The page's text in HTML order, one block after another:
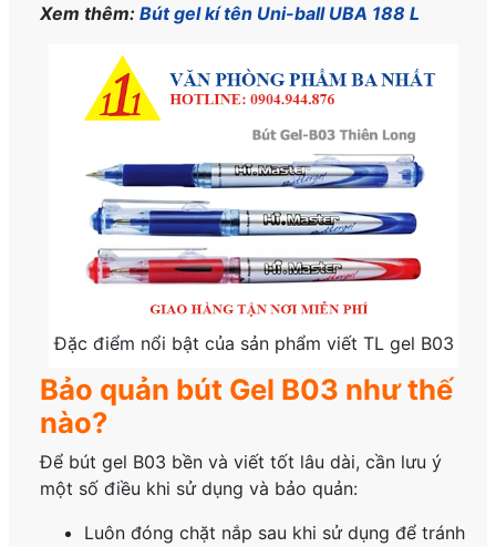
Xem thêm:Bút gel kí tên Uni-ball UBA 188 L
Đặc điểm nổi bật của sản phẩm viết TL gel B03
Bảo quản bút Gel B03 như thế
nào?
Để bút gel B03 bền và viết tốt lâu dài, cần lưu ý
một số điều khi sử dụng và bảo quản:
Luôn đóng chặt nắp sau khi sử dụng để tránh